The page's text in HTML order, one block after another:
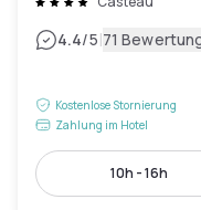
4.4/5|71
Kostenlose Stornierung
Zahlung im Hotel
10h - 16h